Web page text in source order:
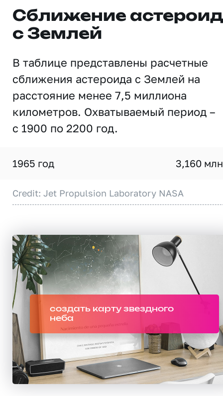
Сближение
с Землей
В таблице представлены расчетные
сближения астероида с Землей на
расстояние менее 7,5 миллиона
километров. Охватываемый период –
с 1900 по 2200 год.
1965 год 3,160
Credit: Jet Propulsion Laboratory NASA
создать карту звездного
неба